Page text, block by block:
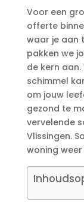
Voor een
offerte
waar je aan
pakken we
de kern
schimmel
om jouw
gezond te
vervelende
Vlissingen.​
woning